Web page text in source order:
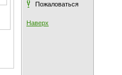
Пожаловаться
Наверх